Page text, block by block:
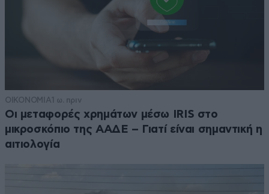
ΟΙΚΟΝΟΜΙΑ1 ω. πριν
Οι μεταφορές χρημάτων μέσω IRIS στο
μικροσκόπιο της ΑΑΔΕ – Γιατί είναι σημαντική η
αιτιολογία